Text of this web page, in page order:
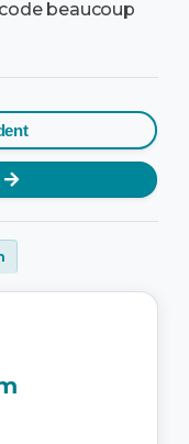
beaucoup